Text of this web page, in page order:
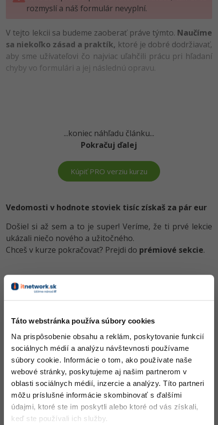
Táto webstránka používa súbory cookies
Na prispôsobenie obsahu a reklám, poskytovanie funkcií
sociálnych médií a analýzu návštevnosti používame
súbory cookie. Informácie o tom, ako používate naše
webové stránky, poskytujeme aj našim partnerom v
oblasti sociálnych médií, inzercie a analýzy. Títo partneri
môžu príslušné informácie skombinovať s ďalšími
údajmi, ktoré ste im poskytli alebo ktoré od vás získali,
keď ste používali ich služby.
VB.NET
UML -80%
Algoritmy -41%
Fórum
Time management
Linux a UNIX
Siete
Kurzy dizajnu
Photoshop -80%
Adobe Illustrator -80%
Adobe Lightroom -30%
-15%
Adobe InDesign -25%
Adobe After Effects
Blender -80%
Inkscape
Fotografovanie -80%
Video
Blog
Médiá
Kariéra
rozmyslí a náš formulár nevyplní.
V tejto lekcii sa budeme zaoberať práve týmto. Naučíme
sa niekoľko zásad a praktík, ktoré je dobré dodržiavať,
aby sme užívateľovi čo najviac uľahčili prácu pri hľadaní
chyby vo formulári a jej následnú opravu.
...koniec náhľadu článku...
Pokračuj ďalej
Kúpiť PRO verziu kurzu
Vedomosti v hodnote stoviek tisíc získaš za pár eur
Došiel si až sem a to je super! Veríme, že ti prvé lekcie
ukázali niečo nového a užitočného.
Chceš v kurze pokračovať? Prejdi do prémiové sekcie.
Obsah článku spadá pod licenciu
sozmluvnými podmienkami
Prístup k jednotlivým lekciám podľa spôsobu
obstarania.
Kvalitné znalostiv oblasti IT.
Zručnosti, ktoré ti pomôžu získať vysnívanú a
dobre platenú prácu.